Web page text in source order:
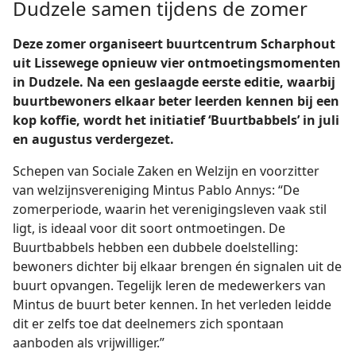
Dudzele samen tijdens de zomer
Deze zomer organiseert buurtcentrum Scharphout
uit Lissewege opnieuw vier ontmoetingsmomenten
in Dudzele. Na een geslaagde eerste editie, waarbij
buurtbewoners elkaar beter leerden kennen bij een
kop koffie, wordt het initiatief ‘Buurtbabbels’ in juli
en augustus verdergezet.
Schepen van Sociale Zaken en Welzijn en voorzitter
van welzijnsvereniging Mintus Pablo Annys: “De
zomerperiode, waarin het verenigingsleven vaak stil
ligt, is ideaal voor dit soort ontmoetingen. De
Buurtbabbels hebben een dubbele doelstelling:
bewoners dichter bij elkaar brengen én signalen uit de
buurt opvangen. Tegelijk leren de medewerkers van
Mintus de buurt beter kennen. In het verleden leidde
dit er zelfs toe dat deelnemers zich spontaan
aanboden als vrijwilliger.”